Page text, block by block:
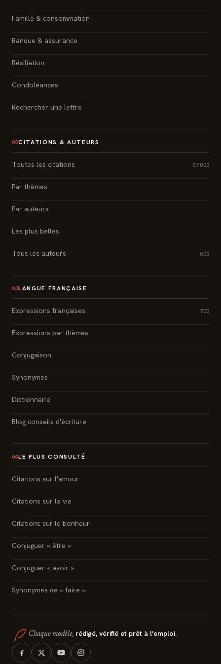
Famille & consommation
Banque & assurance
Résiliation
Condoléances
Rechercher une lettre
02CITATIONS & AUTEURS
Toutes les citations 37 000
Par thèmes
Par auteurs
Les plus belles
Tous les auteurs 500
03LANGUE FRANÇAISE
Expressions françaises 700
Expressions par thèmes
Conjugaison
Synonymes
Dictionnaire
Blog conseils d'écriture
04LE PLUS CONSULTÉ
Citations sur l'amour
Citations sur la vie
Citations sur le bonheur
Conjuguer « être »
Conjuguer « avoir »
Synonymes de « faire »
Chaque modèle, rédigé, vérifié et prêt à l'emploi.